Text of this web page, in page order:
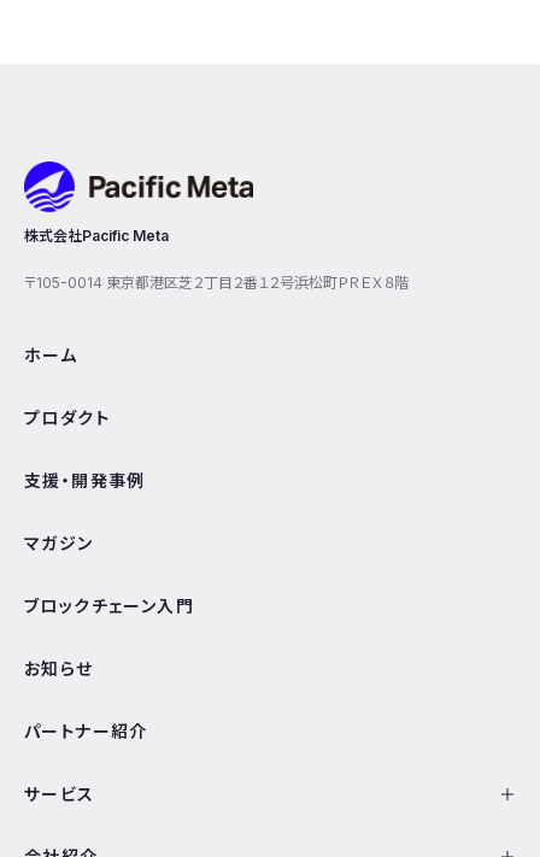
株式会社Pacific Meta
〒105-0014 東京都港区芝２丁目２番１２号浜松町ＰＲＥＸ８階
ホーム
プロダクト
支援・開発事例
マガジン
ブロックチェーン入門
お知らせ
パートナー紹介
サービス